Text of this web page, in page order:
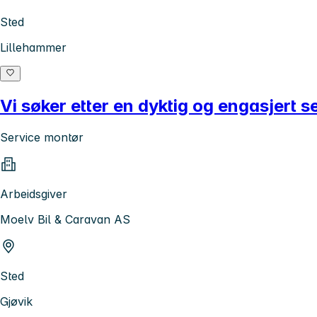
Sted
Lillehammer
Vi søker etter en dyktig og engasjert
Service montør
Arbeidsgiver
Moelv Bil & Caravan AS
Sted
Gjøvik